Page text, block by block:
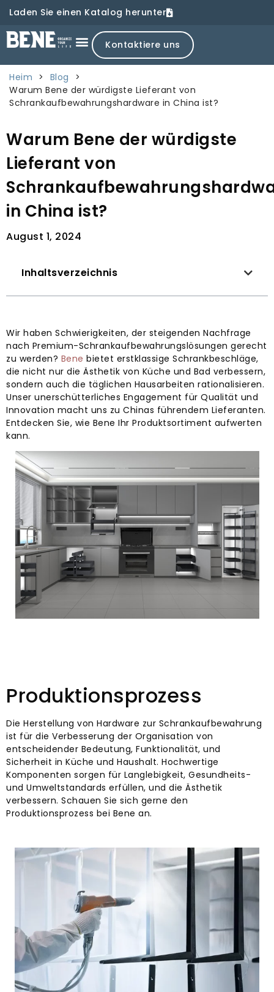
Laden Sie einen Katalog herunter
Kontaktiere uns
Heim > Blog
>
Warum Bene der würdigste Lieferant von
Schrankaufbewahrungshardware in China ist?
Warum Bene der würdigste
Lieferant von
in China ist?
August 1, 2024
Inhaltsverzeichnis
Wir haben Schwierigkeiten, der steigenden Nachfrage
nach Premium-Schrankaufbewahrungslösungen gerecht
zu werden? Bene bietet erstklassige Schrankbeschläge,
die nicht nur die Ästhetik von Küche und Bad verbessern,
sondern auch die täglichen Hausarbeiten rationalisieren.
Unser unerschütterliches Engagement für Qualität und
Innovation macht uns zu Chinas führendem Lieferanten.
Entdecken Sie, wie Bene Ihr Produktsortiment aufwerten
kann.
Produktionsprozess
Die Herstellung von Hardware zur Schrankaufbewahrung
ist für die Verbesserung der Organisation von
entscheidender Bedeutung, Funktionalität, und
Sicherheit in Küche und Haushalt. Hochwertige
Komponenten sorgen für Langlebigkeit, Gesundheits-
und Umweltstandards erfüllen, und die Ästhetik
verbessern. Schauen Sie sich gerne den
Produktionsprozess bei Bene an.